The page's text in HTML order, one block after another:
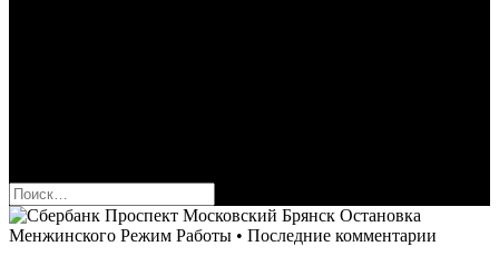
Найти: